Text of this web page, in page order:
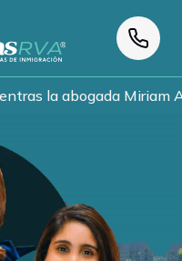
la abogada